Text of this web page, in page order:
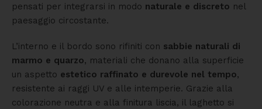
pensati per integrarsi in modo naturale e discreto nel
paesaggio circostante.
L’interno e il bordo sono rifiniti con sabbie naturali di
marmo e quarzo, materiali che donano alla superficie
un aspetto estetico raffinato e durevole nel tempo,
resistente ai raggi UV e alle intemperie. Grazie alla
colorazione neutra e alla finitura liscia, il laghetto si